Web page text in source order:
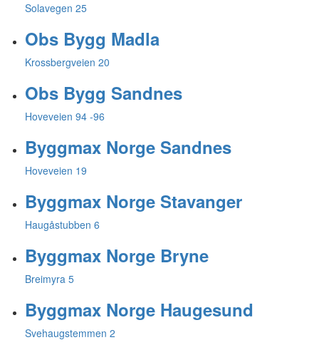
Solavegen 25
Obs Bygg Madla
Krossbergveien 20
Obs Bygg Sandnes
Hoveveien 94 -96
Byggmax Norge Sandnes
Hoveveien 19
Byggmax Norge Stavanger
Haugåstubben 6
Byggmax Norge Bryne
Breimyra 5
Byggmax Norge Haugesund
Svehaugstemmen 2